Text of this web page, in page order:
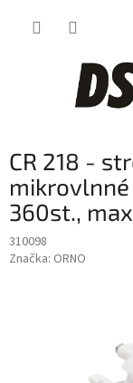
CR 218 -
360st.,
310098
Značka: ORNO